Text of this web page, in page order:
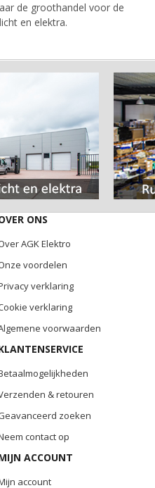
de groothandel voor de
en elektra.
ONS
AGK Elektro
voordelen
verklaring
verklaring
voorwaarden
& retouren
zoeken
contact op
ACCOUNT
account